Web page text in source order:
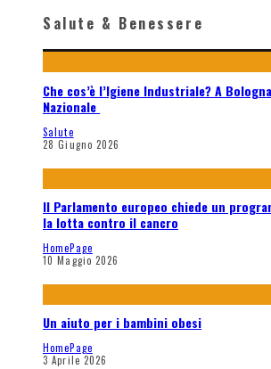
Salute & Benessere
Che cos’è l’Igiene Industriale? A
Nazionale
Salute
28 Giugno 2026
Il Parlamento europeo chiede un
la lotta contro il cancro
HomePage
10 Maggio 2026
Un aiuto per i bambini obesi
HomePage
3 Aprile 2026